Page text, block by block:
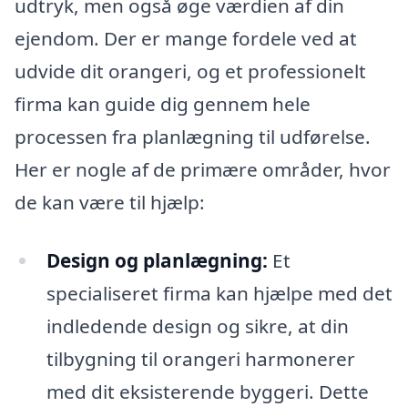
udtryk, men også øge værdien af din
ejendom. Der er mange fordele ved at
udvide dit orangeri, og et professionelt
firma kan guide dig gennem hele
processen fra planlægning til udførelse.
Her er nogle af de primære områder, hvor
de kan være til hjælp:
Design og planlægning: Et
specialiseret firma kan hjælpe med det
indledende design og sikre, at din
tilbygning til orangeri harmonerer
med dit eksisterende byggeri. Dette